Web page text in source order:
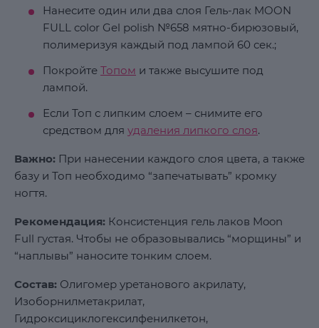
Нанесите один или два слоя Гель-лак MOON
FULL color Gel polish №658 мятно-бирюзовый,
полимеризуя каждый под лампой 60 сек.;
Покройте Топом и также высушите под
лампой.
Если Топ с липким слоем – снимите его
средством для удаления липкого слоя.
Важно: При нанесении каждого слоя цвета, а также
базу и Топ необходимо “запечатывать” кромку
ногтя.
Рекомендация: Консистенция гель лаков Moon
Full густая. Чтобы не образовывались “морщины” и
“наплывы” наносите тонким слоем.
Состав: Олигомер уретанового акрилату,
Изоборнилметакрилат,
Гидроксициклогексилфенилкетон,